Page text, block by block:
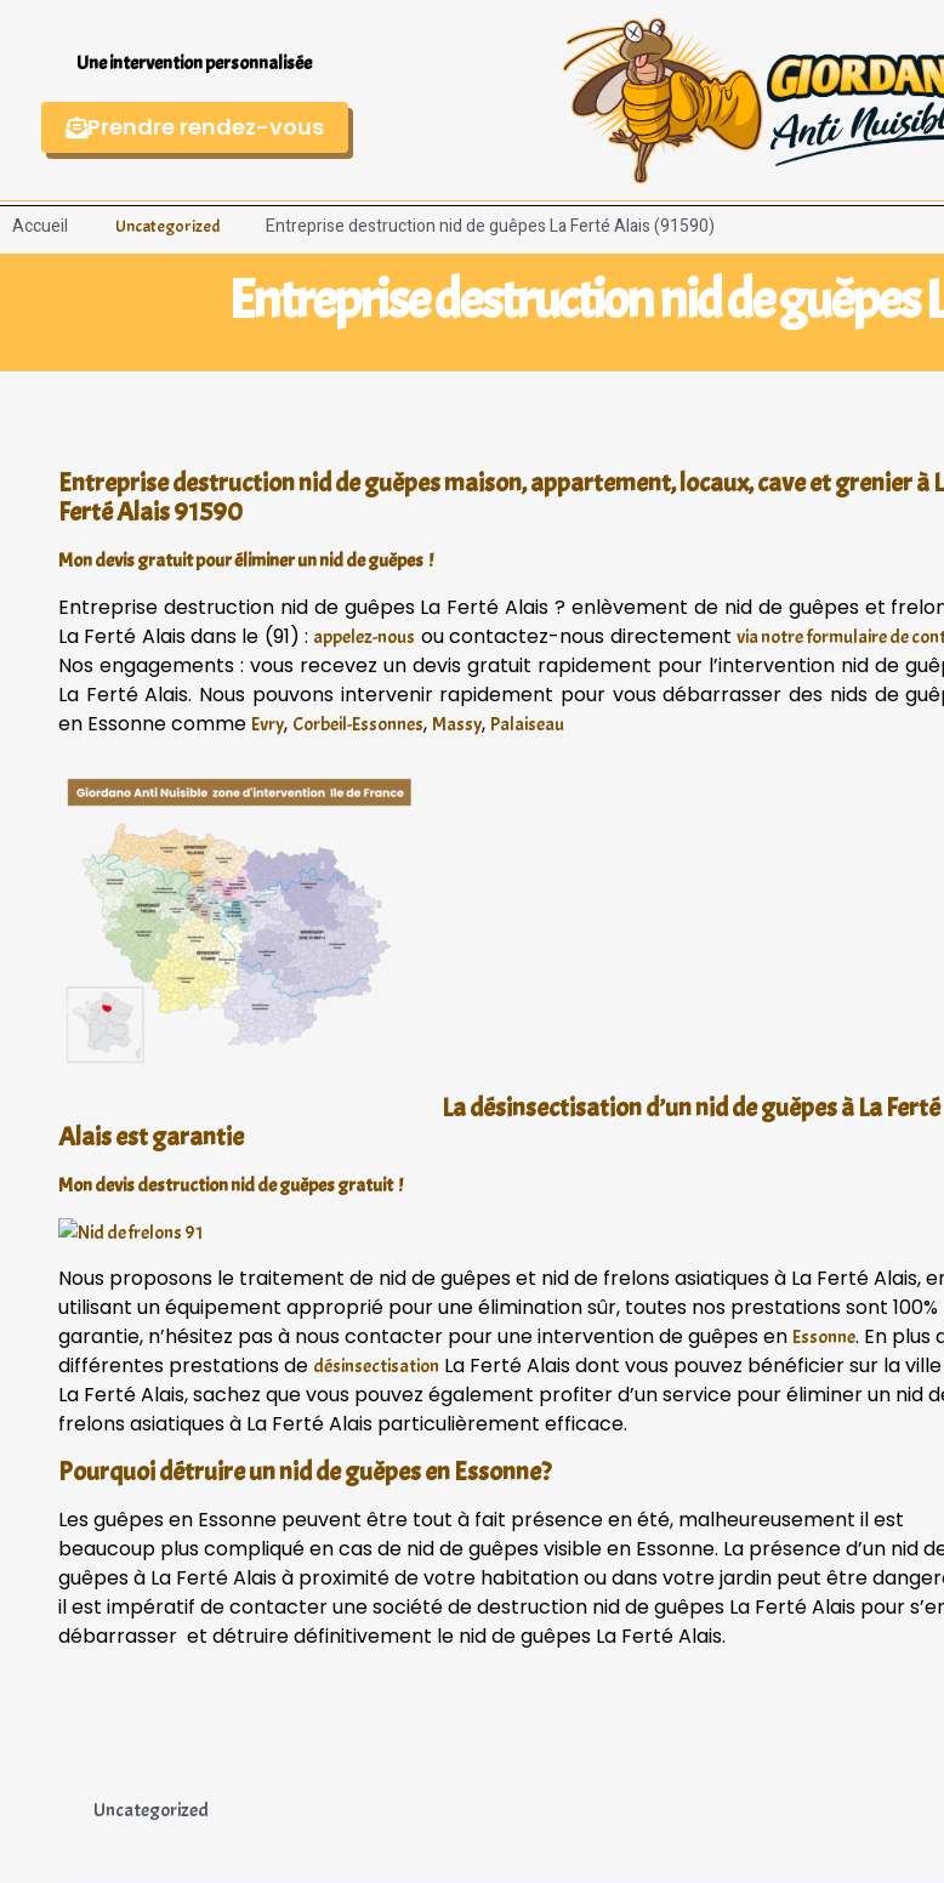
Une intervention personnalisée
Prendre rendez-vous
Accueil Uncategorized Entreprise destruction nid de guêpes La Ferté Alais (91590)
Entreprise destruction nid de guêpes
Entreprise destruction nid de guêpes maison, appartement, locaux, cave et grenier à
Ferté Alais 91590
Mon devis gratuit pour éliminer un nid de guêpes !
Entreprise destruction nid de guêpes La Ferté Alais ? enlèvement de nid de guêpes et
La Ferté Alais dans le (91) : appelez-nous ou contactez-nous directement via notre formulaire de
Nos engagements : vous recevez un devis gratuit rapidement pour l’intervention nid de
La Ferté Alais. Nous pouvons intervenir rapidement pour vous débarrasser des nids de
en Essonne comme Evry, Corbeil-Essonnes, Massy, Palaiseau
La désinsectisation d’un nid de guêpes à La Ferté
Alais est garantie
Mon devis destruction nid de guêpes gratuit !
Nous proposons le traitement de nid de guêpes et nid de frelons asiatiques à La Ferté Alais,
utilisant un équipement approprié pour une élimination sûr, toutes nos prestations sont 100%
garantie, n’hésitez pas à nous contacter pour une intervention de guêpes en Essonne. En plus
différentes prestations de désinsectisation La Ferté Alais dont vous pouvez bénéficier sur la
La Ferté Alais, sachez que vous pouvez également profiter d’un service pour éliminer un nid
frelons asiatiques à La Ferté Alais particulièrement efficace.
Pourquoi détruire un nid de guêpes en Essonne?
Les guêpes en Essonne peuvent être tout à fait présence en été, malheureusement il est
beaucoup plus compliqué en cas de nid de guêpes visible en Essonne. La présence d’un nid
guêpes à La Ferté Alais à proximité de votre habitation ou dans votre jardin peut être
il est impératif de contacter une société de destruction nid de guêpes La Ferté Alais pour
débarrasser et détruire définitivement le nid de guêpes La Ferté Alais.
Uncategorized